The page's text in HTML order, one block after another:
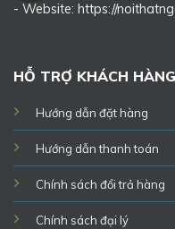
- Website: https://
HỖ TRỢ KHÁCH HÀNG
Hướng dẫn đặt hàng
Hướng dẫn thanh toán
Chính sách đổi trả hàng
Chính sách đại lý